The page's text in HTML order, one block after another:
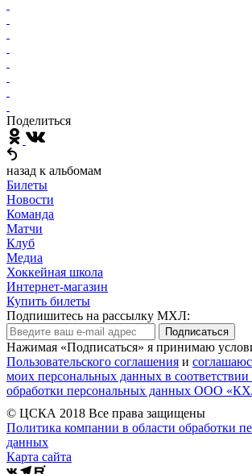
Поделиться
назад к альбомам
Билеты
Новости
Команда
Матчи
Клуб
Медиа
Хоккейная школа
Интернет-магазин
Купить билеты
Подпишитесь на рассылку МХЛ:
Подписаться
Нажимая «Подписаться» я принимаю
Пользовательского соглашения и
моих персональных данных в
обработки персональных данных ООО
© ЦСКА 2018 Все права защищены
Политика компании в области обработки
данных
Карта сайта